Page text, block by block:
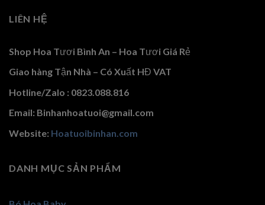
LIÊN HỆ
Shop Hoa Tươi Bình An – Hoa Tươi Giá Rẻ
Giao hàng Tận Nhà – Có Xuất HĐ VAT
Hotline/Zalo : 0823.088.816
Email: Binhanhoatuoi@gmail.com
Website: Hoatuoibinhan.com
DANH MỤC SẢN PHẨM